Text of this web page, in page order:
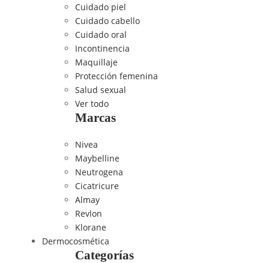
Cuidado piel
Cuidado cabello
Cuidado oral
Incontinencia
Maquillaje
Protección femenina
Salud sexual
Ver todo
Marcas
Nivea
Maybelline
Neutrogena
Cicatricure
Almay
Revlon
Klorane
Dermocosmética
Categorías